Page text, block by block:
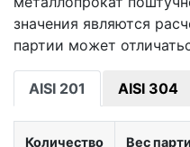
значения являются
партии может
AISI 201 AISI 304
Количество
Вес